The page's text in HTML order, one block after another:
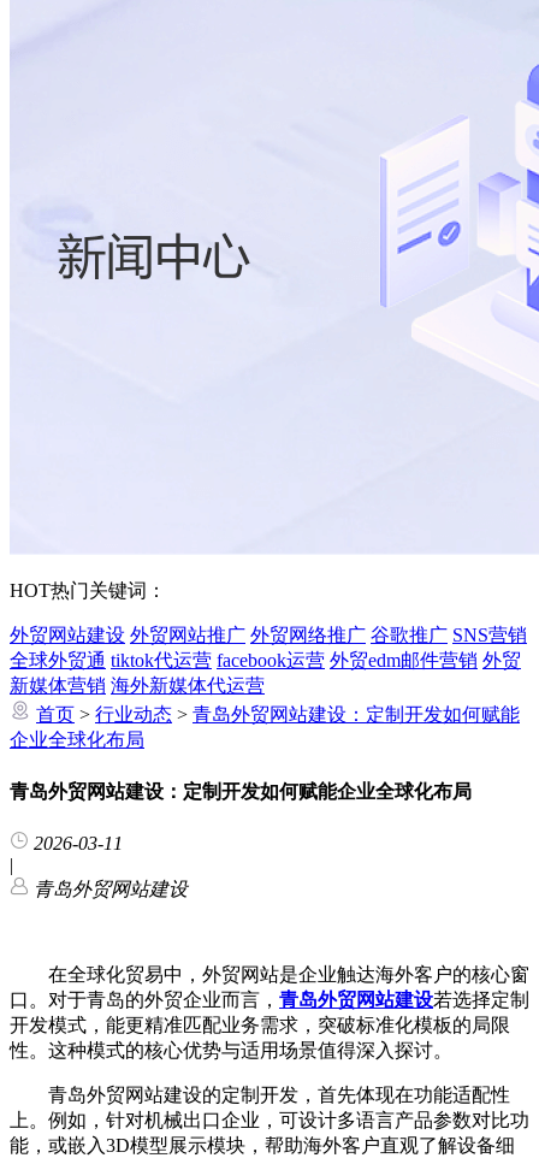
HOT热门关键词：
外贸网站建设 外贸网站推广 外贸网络推广 谷歌推广 SNS营销
全球外贸通 tiktok代运营 facebook运营 外贸edm邮件营销 外贸
新媒体营销 海外新媒体代运营
首页 > 行业动态 > 青岛外贸网站建设：定制开发如何赋能
企业全球化布局
青岛外贸网站建设：定制开发如何赋能企业全球化布局
2026-03-11
|
青岛外贸网站建设
在全球化贸易中，外贸网站是企业触达海外客户的核心窗
口。对于青岛的外贸企业而言， 青岛外贸网站建设若选择定制
开发模式，能更精准匹配业务需求，突破标准化模板的局限
性。这种模式的核心优势与适用场景值得深入探讨。
青岛外贸网站建设的定制开发，首先体现在功能适配性
上。例如，针对机械出口企业，可设计多语言产品参数对比功
能，或嵌入3D模型展示模块，帮助海外客户直观了解设备细